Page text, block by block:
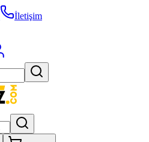
İletişim